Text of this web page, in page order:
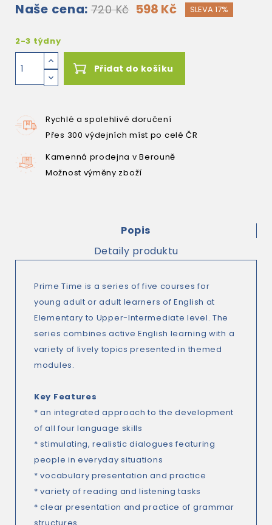
Naše cena: 720 Kč 598 Kč SLEVA 17%
2-3 týdny
Přidat do košíku
Rychlé a spolehlivé doručení
Přes 300 výdejních míst po celé ČR
Kamenná prodejna v Berouně
Možnost výměny zboží
Popis
Detaily produktu
Prime Time is a series of five courses for
young adult or adult learners of English at
Elementary to Upper-Intermediate level. The
series combines active English learning with a
variety of lively topics presented in themed
modules.
Key Features
* an integrated approach to the development
of all four language skills
* stimulating, realistic dialogues featuring
people in everyday situations
* vocabulary presentation and practice
* variety of reading and listening tasks
* clear presentation and practice of grammar